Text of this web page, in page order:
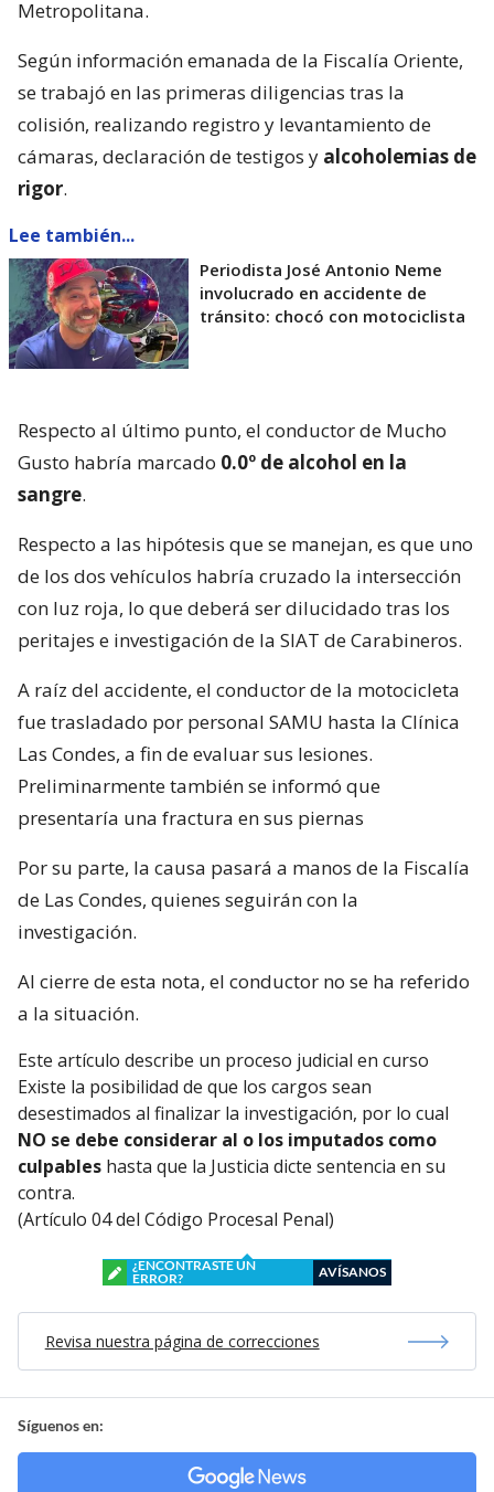
Metropolitana.
Según información emanada de la Fiscalía Oriente,
se trabajó en las primeras diligencias tras la
colisión, realizando registro y levantamiento de
cámaras, declaración de testigos y alcoholemias de
rigor.
Lee también...
Periodista José Antonio Neme
involucrado en accidente de
tránsito: chocó con motociclista
Respecto al último punto, el conductor de Mucho
Gusto habría marcado 0.0º de alcohol en la
sangre.
Respecto a las hipótesis que se manejan, es que uno
de los dos vehículos habría cruzado la intersección
con luz roja, lo que deberá ser dilucidado tras los
peritajes e investigación de la SIAT de Carabineros.
A raíz del accidente, el conductor de la motocicleta
fue trasladado por personal SAMU hasta la Clínica
Las Condes, a fin de evaluar sus lesiones.
Preliminarmente también se informó que
presentaría una fractura en sus piernas
Por su parte, la causa pasará a manos de la Fiscalía
de Las Condes, quienes seguirán con la
investigación.
Al cierre de esta nota, el conductor no se ha referido
a la situación.
Este artículo describe un proceso judicial en curso
Existe la posibilidad de que los cargos sean
desestimados al finalizar la investigación, por lo cual
NO se debe considerar al o los imputados como
culpables hasta que la Justicia dicte sentencia en su
contra.
(Artículo 04 del Código Procesal Penal)
¿ENCONTRASTE UN
ERROR?
AVÍSANOS
Revisa nuestra página de correcciones
Síguenos en: